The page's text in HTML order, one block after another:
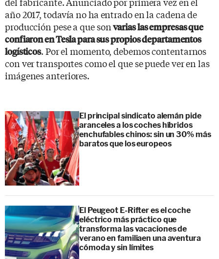
año 2017, todavía no ha entrado en la cadena de
producción pese a que sonvarias las empresas que
confiaron en Tesla para sus propios departamentos
logísticos. Por el momento, debemos contentarnos
con ver transportes como el que se puede ver en las
imágenes anteriores.
El principal sindicato alemán pide
aranceles a los coches híbridos
enchufables chinos: sin un 30% más
baratos que los europeos
El Peugeot E-Rifter es el coche
eléctrico más práctico que
transforma las vacaciones de
verano en familiaen una aventura
cómoda y sin límites